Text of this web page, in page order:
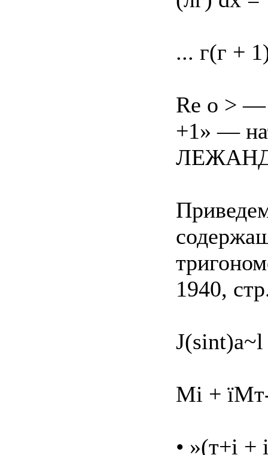
... г(г +
Re о > —
+1» —
1940,
Мі +
• »(т+і